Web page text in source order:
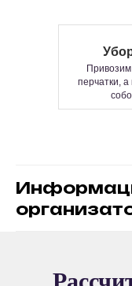
перчатки,
Время
Количество
количество
зависит от формата